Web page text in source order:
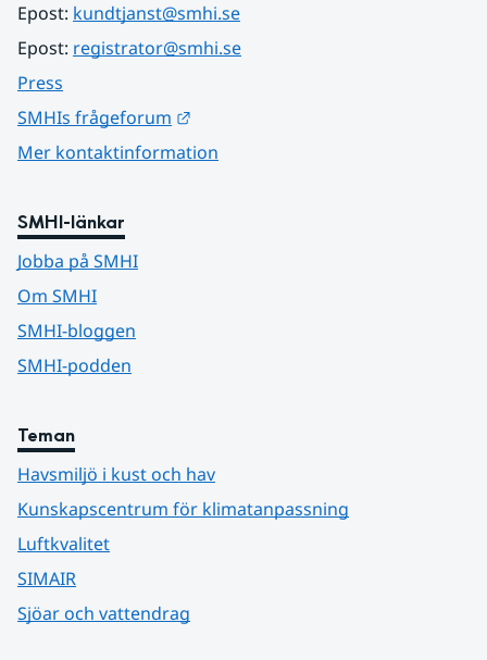
Epost: kundtjanst@smhi.se
Epost: registrator@smhi.se
Press
SMHIs frågeforum
Mer kontaktinformation
SMHI-länkar
Jobba på SMHI
Om SMHI
SMHI-bloggen
SMHI-podden
Teman
Havsmiljö i kust och hav
Kunskapscentrum för klimatanpassning
Luftkvalitet
SIMAIR
Sjöar och vattendrag